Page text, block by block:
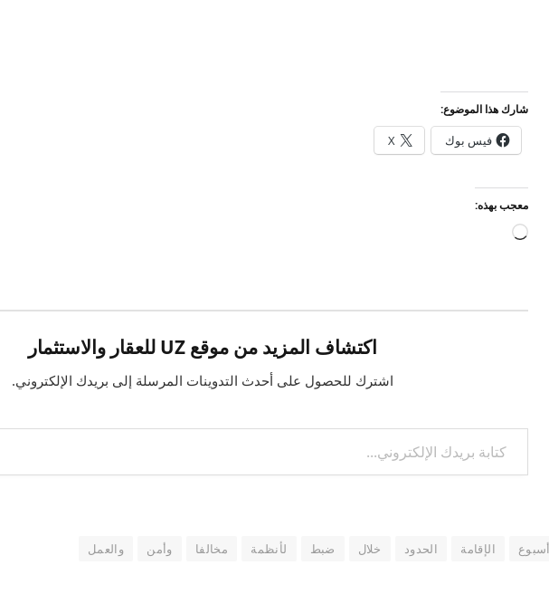
شارك هذا الموضوع:
فيس بوك X
معجب بهذه:
جاري
اكتشاف المزيد من موقع UZ للعقار والاستثمار
اشترك للحصول على أحدث التدوينات المرسلة إلى بريدك الإلكتروني.
كتابة بريدك الإلكتروني...
أسبوع الإقامة الحدود خلال ضبط لأنظمة مخالفا وأمن والعمل